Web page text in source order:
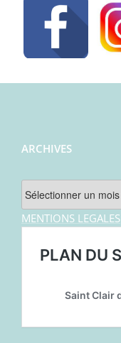
ARCHIVES
Archives
MENTIONS LEGALES